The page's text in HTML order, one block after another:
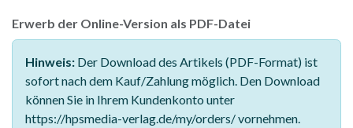
Erwerb der Online-Version als PDF-Datei
Hinweis: Der Download des Artikels (PDF-Format) ist
sofort nach dem Kauf/Zahlung möglich. Den Download
können Sie in Ihrem Kundenkonto unter
https://hpsmedia-verlag.de/my/orders/ vornehmen.